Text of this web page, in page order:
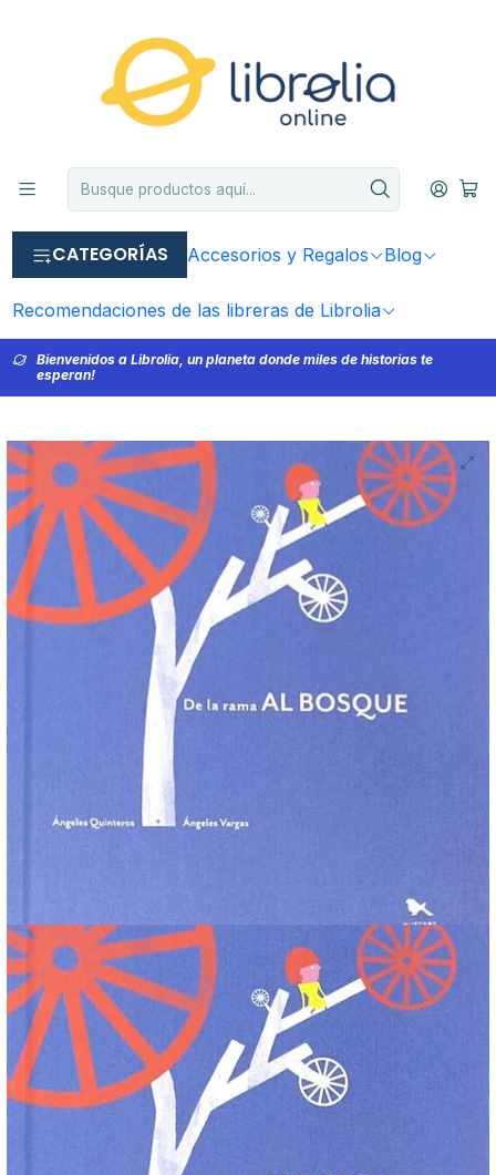
CATEGORÍAS Accesorios y Regalos Blog
Recomendaciones de las libreras de Librolia
Bienvenidos a Librolia, un planeta donde miles de historias te
esperan!